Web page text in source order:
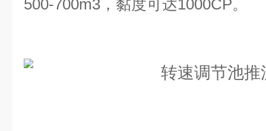
500-700m3 ，黏度可达1000CP。